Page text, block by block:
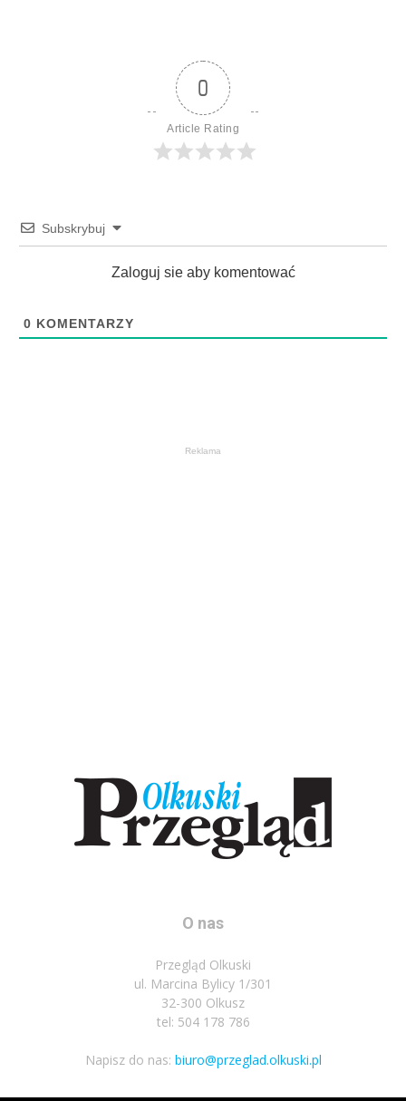
0
Article Rating
Subskrybuj
Zaloguj sie aby komentować
0 KOMENTARZY
Reklama
O nas
Przegląd Olkuski
ul. Marcina Bylicy 1/301
32-300 Olkusz
tel: 504 178 786
Napisz do nas: biuro@przeglad.olkuski.pl